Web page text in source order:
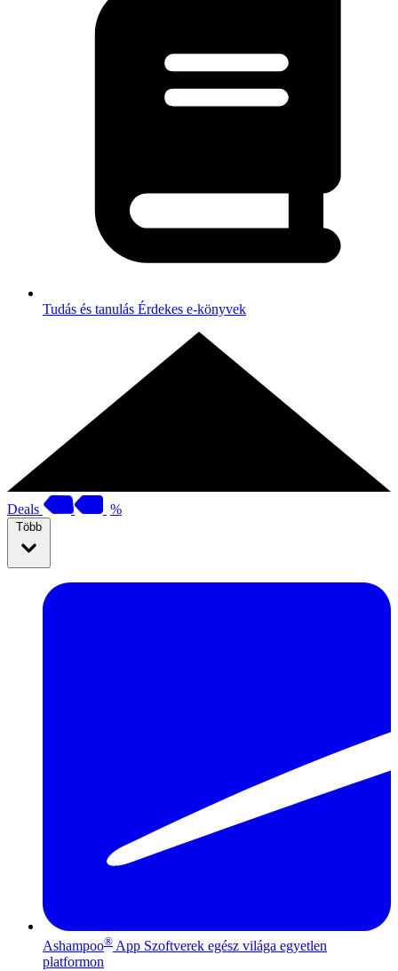
Tudás és tanulás Érdekes e-könyvek
Deals %
Több
Ashampoo® App Szoftverek egész világa egyetlen
platformon